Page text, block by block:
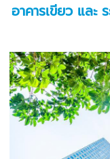
อาคารเขียว และ